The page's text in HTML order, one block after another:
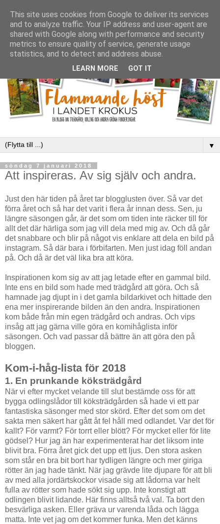
▼
söndag 7 januari 2018
Att inspireras. Av sig själv och andra.
Just den här tiden på året tar blogglusten över. Så var det
förra året och så har det varit i flera år innan dess. Sen, ju
längre säsongen går, är det som om tiden inte räcker till för
allt det där härliga som jag vill dela med mig av. Och då går
det snabbare och blir på något vis enklare att dela en bild på
instagram. Så där bara i förbifarten. Men just idag föll andan
på. Och då är det väl lika bra att köra.
Inspirationen kom sig av att jag letade efter en gammal bild.
Inte ens en bild som hade med trädgård att göra. Och så
hamnade jag djupt in i det gamla bildarkivet och hittade den
ena mer inspirerande bilden än den andra. Inspirationen
kom både från min egen trädgård och andras. Och vips
insåg att jag gärna ville göra en komihåglista inför
säsongen. Och vad passar då bättre än att göra den på
bloggen.
Kom-i-håg-lista för 2018
1. En prunkande köksträdgård
När vi efter mycket velande till slut bestämde oss för att
bygga odlingslådor till köksträdgården så hade vi ett par
fantastiska säsonger med stor skörd. Efter det som om det
sakta men säkert har gått åt fel håll med odlandet. Var det för
kallt? För varmt? För torrt eller blött? För mycket eller för lite
gödsel? Hur jag än har experimenterat har det liksom inte
blivit bra. Förra året gick det upp ett ljus. Den stora asken
som står en bra bit bort har tydligen längre och mer giriga
rötter än jag hade tänkt. När jag grävde lite djupare för att bli
av med alla jordärtskockor visade sig att lådorna var helt
fulla av rötter som hade sökt sig upp. Inte konstigt att
odlingen blivit lidande. Här finns alltså två val. Ta bort den
besvärliga asken. Eller gräva ur varenda låda och lägga
matta. Inte vet jag om det kommer funka. Men det känns
This site uses cookies from Google to deliver its services
and to analyze traffic. Your IP address and user-agent are
shared with Google along with performance and security
metrics to ensure quality of service, generate usage
statistics, and to detect and address abuse.
LEARN MORE GOT IT